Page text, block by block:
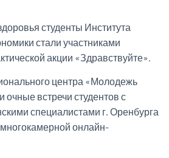
студенты Института
стали участниками
акции «Здравствуйте».
центра «Молодежь
встречи студентов с
специалистами г. Оренбурга
онлайн-